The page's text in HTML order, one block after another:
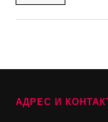
АДРЕС И